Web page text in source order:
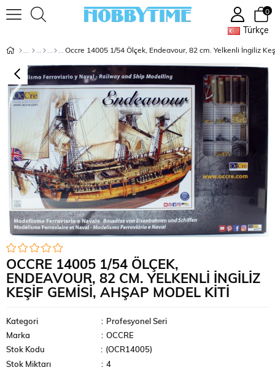
Türkçe
0
OCCRE 14005 1/54 ÖLÇEK,
ENDEAVOUR, 82 CM. YELKENLI İNGILIZ
KEŞIF GEMISI, AHŞAP MODEL KITI
Kategori : Profesyonel Seri
Marka
: OCCRE
Stok Kodu
(OCR14005)
Stok Miktarı
: 4